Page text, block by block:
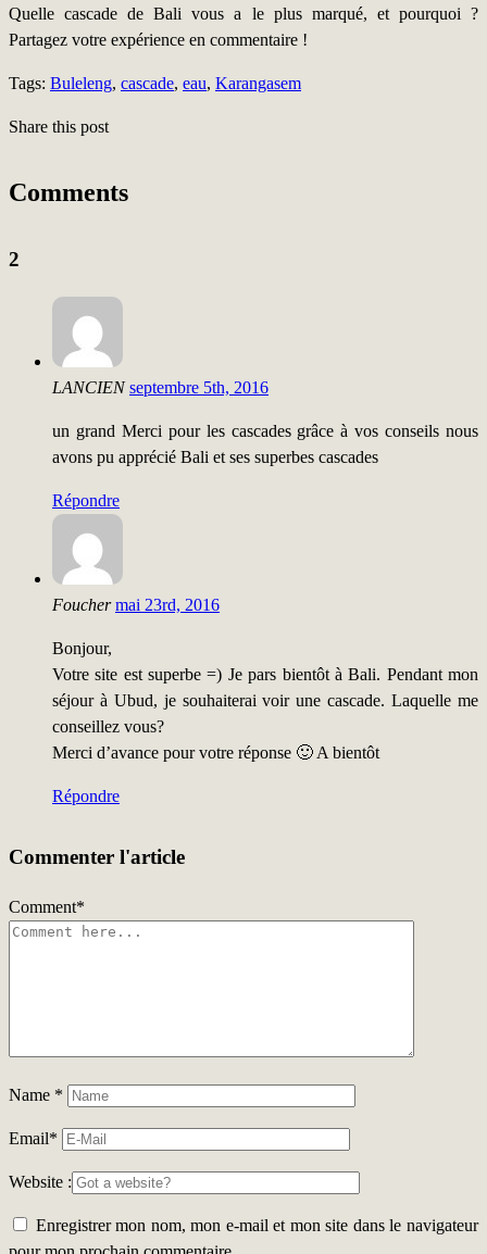
Quelle cascade de Bali vous a le plus marqué, et pourquoi ?
Partagez votre expérience en commentaire !
Tags: Buleleng, cascade, eau, Karangasem
Share this post
Comments
2
LANCIEN septembre 5th, 2016
un grand Merci pour les cascades grâce à vos conseils nous
avons pu apprécié Bali et ses superbes cascades
Répondre
Foucher mai 23rd, 2016
Bonjour,
Votre site est superbe =) Je pars bientôt à Bali. Pendant mon
séjour à Ubud, je souhaiterai voir une cascade. Laquelle me
conseillez vous?
Merci d’avance pour votre réponse 🙂 A bientôt
Répondre
Commenter l'article
Comment*
Name *
Email*
Website :
Enregistrer mon nom, mon e-mail et mon site dans le navigateur